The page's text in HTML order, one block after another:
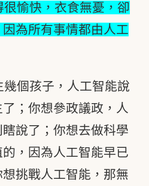
很愉快，衣食無憂，卻
為所有事情都由人工
幾個孩子，人工智能說
；你想參政議政，人
說了；你想去做科學
，因為人工智能早已
挑戰人工智能，那無